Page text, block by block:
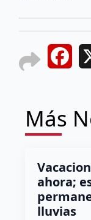
Más
ahora;
lluvias